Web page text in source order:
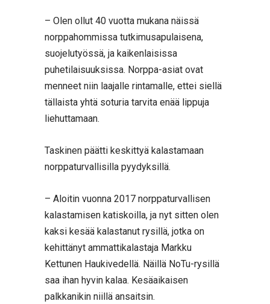
– Olen ollut 40 vuotta mukana näissä
norppahommissa tutkimusapulaisena,
suojelutyössä, ja kaikenlaisissa
puhetilaisuuksissa. Norppa-asiat ovat
menneet niin laajalle rintamalle, ettei siellä
tällaista yhtä soturia tarvita enää lippuja
liehuttamaan.
Taskinen päätti keskittyä kalastamaan
norppaturvallisilla pyydyksillä.
– Aloitin vuonna 2017 norppaturvallisen
kalastamisen katiskoilla, ja nyt sitten olen
kaksi kesää kalastanut rysillä, jotka on
kehittänyt ammattikalastaja Markku
Kettunen Haukivedellä. Näillä NoTu-rysillä
saa ihan hyvin kalaa. Kesäaikaisen
palkkanikin niillä ansaitsin.